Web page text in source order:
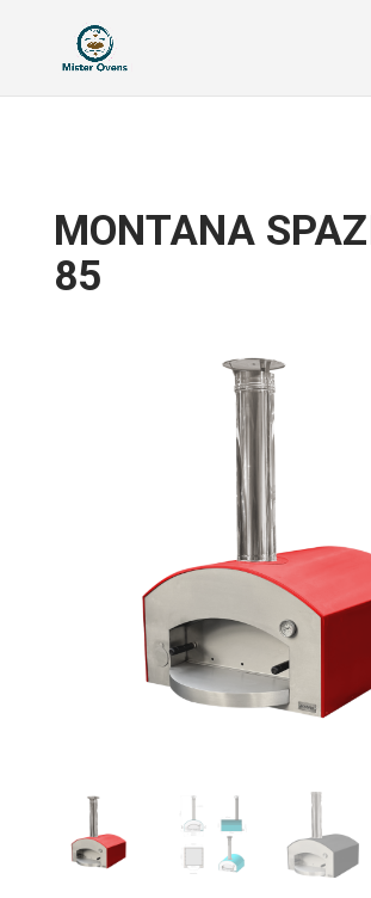
MONTANA
85